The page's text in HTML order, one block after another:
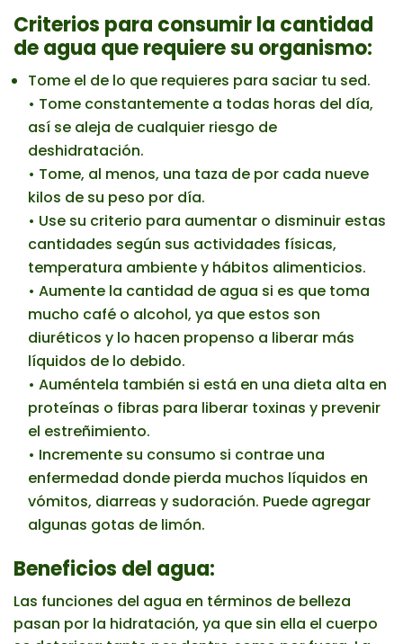
Criterios para consumir la cantidad
de agua que requiere su organismo:
Tome el de lo que requieres para saciar tu sed.
• Tome constantemente a todas horas del día,
así se aleja de cualquier riesgo de
deshidratación.
• Tome, al menos, una taza de por cada nueve
kilos de su peso por día.
• Use su criterio para aumentar o disminuir estas
cantidades según sus actividades físicas,
temperatura ambiente y hábitos alimenticios.
• Aumente la cantidad de agua si es que toma
mucho café o alcohol, ya que estos son
diuréticos y lo hacen propenso a liberar más
líquidos de lo debido.
• Auméntela también si está en una dieta alta en
proteínas o fibras para liberar toxinas y prevenir
el estreñimiento.
• Incremente su consumo si contrae una
enfermedad donde pierda muchos líquidos en
vómitos, diarreas y sudoración. Puede agregar
algunas gotas de limón.
Beneficios del agua:
Las funciones del agua en términos de belleza
pasan por la hidratación, ya que sin ella el cuerpo